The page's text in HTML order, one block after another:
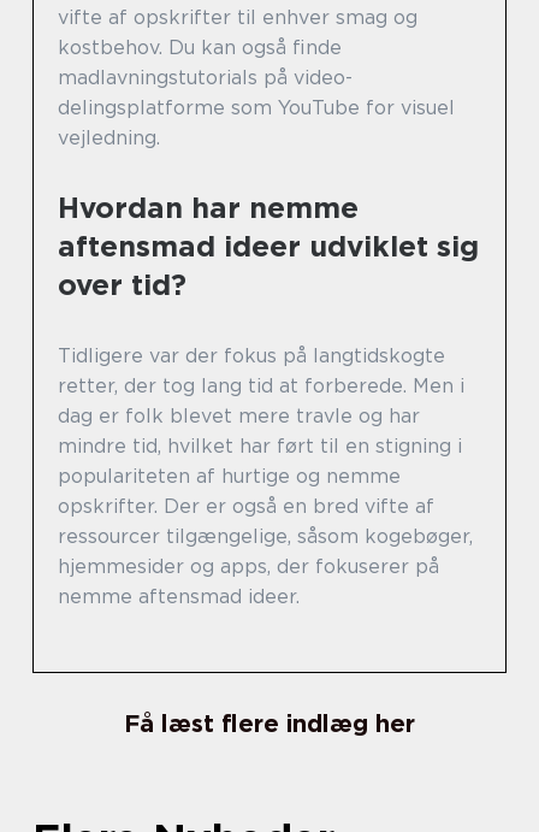
vifte af opskrifter til enhver smag og
kostbehov. Du kan også finde
madlavningstutorials på video-
delingsplatforme som YouTube for visuel
vejledning.
Hvordan har nemme
aftensmad ideer udviklet sig
over tid?
Tidligere var der fokus på langtidskogte
retter, der tog lang tid at forberede. Men i
dag er folk blevet mere travle og har
mindre tid, hvilket har ført til en stigning i
populariteten af hurtige og nemme
opskrifter. Der er også en bred vifte af
ressourcer tilgængelige, såsom kogebøger,
hjemmesider og apps, der fokuserer på
nemme aftensmad ideer.
Få læst flere indlæg her